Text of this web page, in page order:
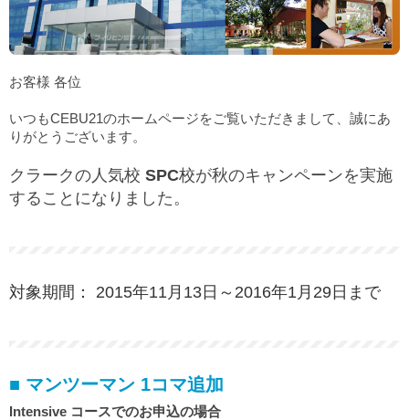
お客様 各位
いつもCEBU21のホームページをご覧いただきまして、誠にあ
りがとうございます。
クラークの人気校 SPC校が秋のキャンペーンを実施
することになりました。
対象期間： 2015年11月13日～2016年1月29日まで
■ マンツーマン 1コマ追加
Intensive コースでのお申込の場合